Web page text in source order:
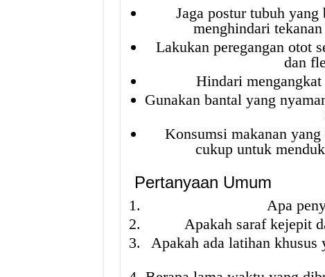
Jaga postur tubuh
menghindari
Lakukan peregangan otot
dan
Hindari mengangkat
Gunakan bantal yang
Konsumsi makanan
cukup untuk
Pertanyaan Umum
Apa
Apakah saraf kejepit
Apakah ada latihan khusus